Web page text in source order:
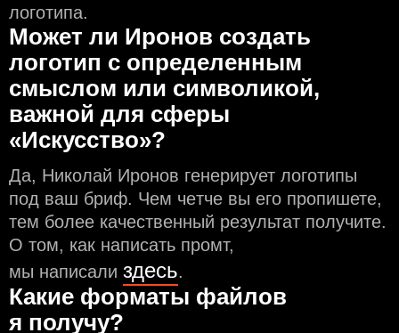
логотипа.
Может ли Иронов создать
логотип с определeнным
смыслом или символикой,
важной для сферы
«Искусство»?
Да, Николай Иронов генерирует логотипы
под ваш бриф. Чем чeтче вы его пропишете,
тем более качественный результат получите.
О том, как написать промт,
мы написали здесь.
Какие форматы файлов
я получу?